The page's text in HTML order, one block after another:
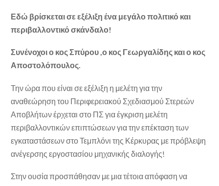
Εδώ βρίσκεται σε εξέλιξη ένα μεγάλο πολιτικό και
περιβαλλοντικό σκάνδαλο!
Συνένοχοι ο κος Σπύρου ,ο κος Γεωργαλίδης και ο κος
Αποστολόπουλος.
Την ώρα που είναι σε εξέλιξη η μελέτη για την
αναθεώρηση του Περιφερειακού Σχεδιασμού Στερεών
Αποβλήτων έρχεται στο ΠΣ για έγκριση μελέτη
περιβαλλοντικών επιπτώσεων για την επέκταση των
εγκαταστάσεων στο Τεμπλόνι της Κέρκυρας με πρόβλεψη
ανέγερσης εργοστασίου μηχανικής διαλογής!
Στην ουσία προσπάθησαν με μια τέτοια απόφαση να